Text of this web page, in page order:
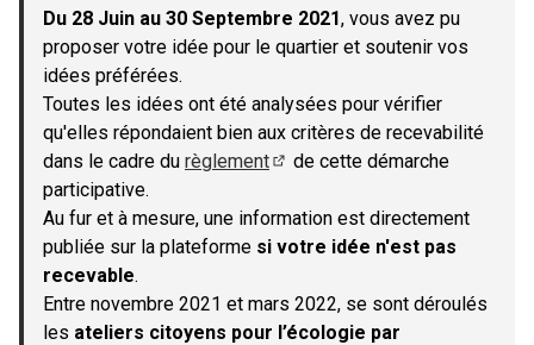
−
Du 28 Juin au 30 Septembre 2021, vous avez pu
proposer votre idée pour le quartier et soutenir vos
idées préférées.
Toutes les idées ont été analysées pour vérifier
qu'elles répondaient bien aux critères de recevabilité
dans le cadre du règlement
de cette démarche
participative.
Au fur et à mesure, une information est directement
publiée sur la plateforme si votre idée n'est pas
recevable.
Entre novembre 2021 et mars 2022, se sont déroulés
les ateliers citoyens pour l’écologie par